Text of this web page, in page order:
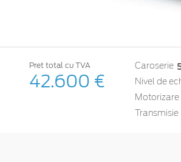
Pret total cu TVA
42.600 €
Caroserie
Nivel de
Motorizare
Transmisie